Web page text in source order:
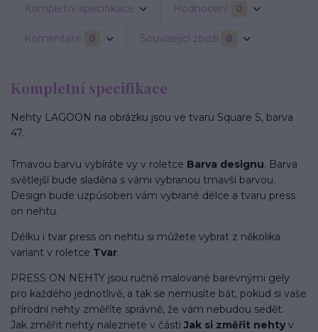
Kompletní specifikace Hodnocení 0
Komentáře 0 Související zboží 8
Kompletní specifikace
Nehty LAGOON na obrázku jsou ve tvaru Square S, barva
47.
Tmavou barvu vybíráte vy v roletce Barva designu. Barva
světlejší bude sladěna s vámi vybranou tmavší barvou.
Design bude uzpůsoben vám vybrané délce a tvaru press
on nehtu.
Délku i tvar press on nehtu si můžete vybrat z několika
variant v roletce Tvar.
PRESS ON NEHTY jsou ručně malované barevnými gely
pro každého jednotlivě, a tak se nemusíte bát, pokud si vaše
přírodní nehty změříte správně, že vám nebudou sedět.
Jak změřit nehty naleznete v části Jak si změřit nehty v